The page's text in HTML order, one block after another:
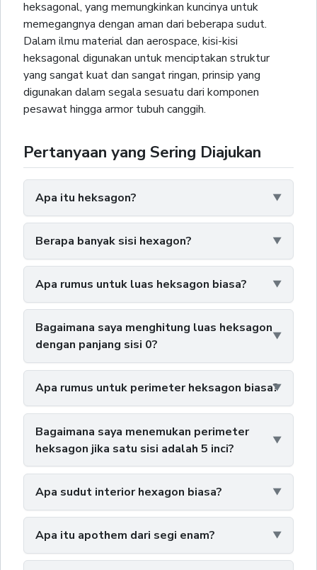
heksagonal, yang memungkinkan kuncinya untuk
memegangnya dengan aman dari beberapa sudut.
Dalam ilmu material dan aerospace, kisi-kisi
heksagonal digunakan untuk menciptakan struktur
yang sangat kuat dan sangat ringan, prinsip yang
digunakan dalam segala sesuatu dari komponen
pesawat hingga armor tubuh canggih.
Pertanyaan yang Sering Diajukan
Apa itu heksagon?
Berapa banyak sisi hexagon?
Apa rumus untuk luas heksagon biasa?
Bagaimana saya menghitung luas heksagon
dengan panjang sisi 0?
Apa rumus untuk perimeter heksagon biasa?
Bagaimana saya menemukan perimeter
heksagon jika satu sisi adalah 5 inci?
Apa sudut interior hexagon biasa?
Apa itu apothem dari segi enam?